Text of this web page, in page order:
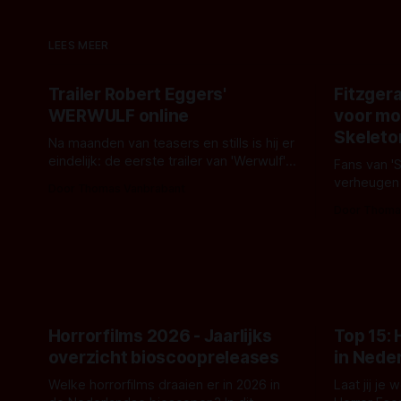
LEES MEER
Trailer Robert Eggers'
WERWULF online
Na maanden van teasers en stills is hij er
eindelijk: de eerste trailer van 'Werwulf'.
voor
Fans van
Horrorfilms 2026 - Jaarlijks
overzicht bioscoopreleases
Welke horrorfilms draaien er in 2026 in
Top 15:
in
Laat jij je